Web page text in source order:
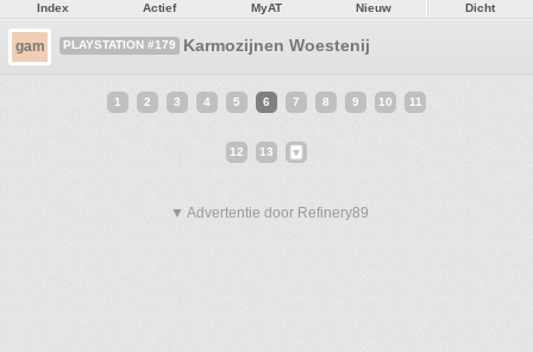
Index Actief MyAT Nieuw Dicht
gam PLAYSTATION #179 Karmozijnen Woestenij
1 2 3 4 5 6 7 8 9 10 11
12 13
▼ Advertentie door Refinery89